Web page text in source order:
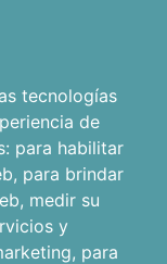
tecnologías
de
para habilitar
, para brindar
, medir su
y
, para